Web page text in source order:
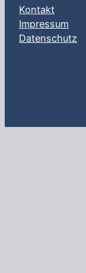
Kontakt
Impressum
Datenschutz